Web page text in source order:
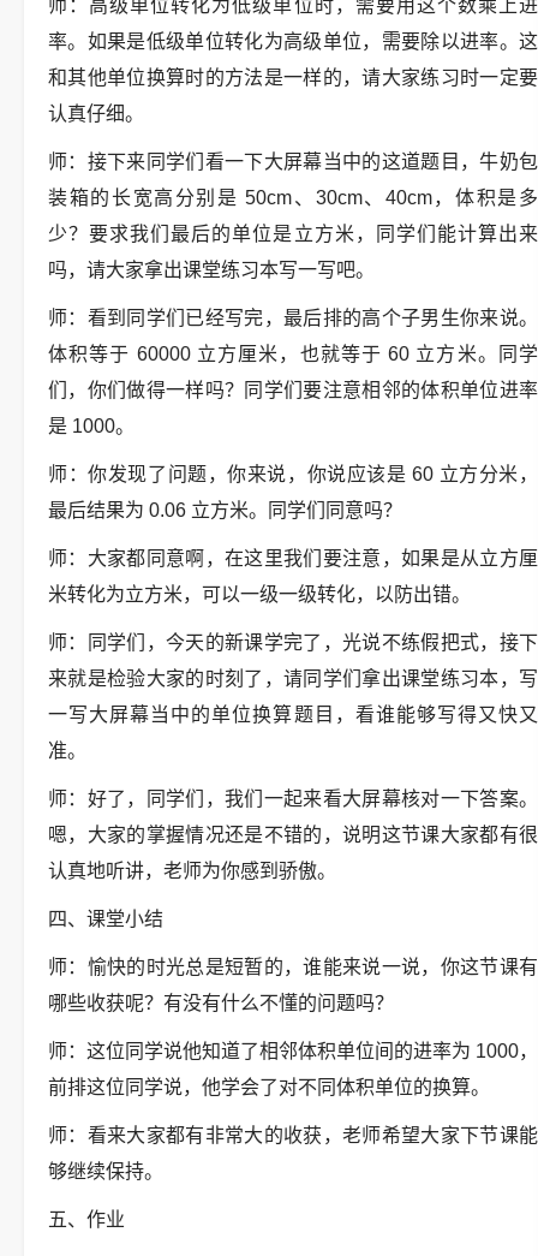
师：高级单位转化为低级单位时，需要用这个数乘上进
率。如果是低级单位转化为高级单位，需要除以进率。这
和其他单位换算时的方法是一样的，请大家练习时一定要
认真仔细。
师：接下来同学们看一下大屏幕当中的这道题目，牛奶包
装箱的长宽高分别是 50cm、30cm、40cm，体积是多
少？要求我们最后的单位是立方米，同学们能计算出来
吗，请大家拿出课堂练习本写一写吧。
师：看到同学们已经写完，最后排的高个子男生你来说。
体积等于 60000 立方厘米，也就等于 60 立方米。同学
们，你们做得一样吗？同学们要注意相邻的体积单位进率
是 1000。
师：你发现了问题，你来说，你说应该是 60 立方分米，
最后结果为 0.06 立方米。同学们同意吗？
师：大家都同意啊，在这里我们要注意，如果是从立方厘
米转化为立方米，可以一级一级转化，以防出错。
师：同学们，今天的新课学完了，光说不练假把式，接下
来就是检验大家的时刻了，请同学们拿出课堂练习本，写
一写大屏幕当中的单位换算题目，看谁能够写得又快又
准。
师：好了，同学们，我们一起来看大屏幕核对一下答案。
嗯，大家的掌握情况还是不错的，说明这节课大家都有很
认真地听讲，老师为你感到骄傲。
四、课堂小结
师：愉快的时光总是短暂的，谁能来说一说，你这节课有
哪些收获呢？有没有什么不懂的问题吗？
师：这位同学说他知道了相邻体积单位间的进率为 1000，
前排这位同学说，他学会了对不同体积单位的换算。
师：看来大家都有非常大的收获，老师希望大家下节课能
够继续保持。
五、作业